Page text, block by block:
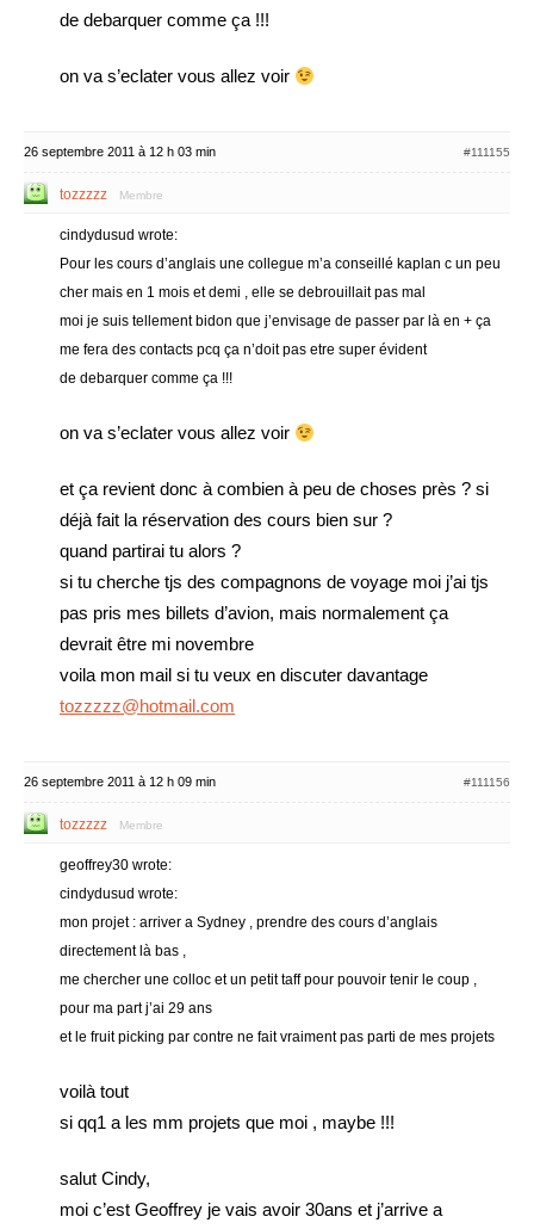
de debarquer comme ça !!!
on va s’eclater vous allez voir
26 septembre 2011 à 12 h 03 min #111155
tozzzzz Membre
cindydusud wrote:
Pour les cours d’anglais une collegue m’a conseillé kaplan c un peu
cher mais en 1 mois et demi , elle se debrouillait pas mal
moi je suis tellement bidon que j’envisage de passer par là en + ça
me fera des contacts pcq ça n’doit pas etre super évident
de debarquer comme ça !!!
on va s’eclater vous allez voir
et ça revient donc à combien à peu de choses près ? si
déjà fait la réservation des cours bien sur ?
quand partirai tu alors ?
si tu cherche tjs des compagnons de voyage moi j’ai tjs
pas pris mes billets d’avion, mais normalement ça
devrait être mi novembre
voila mon mail si tu veux en discuter davantage
tozzzzz@hotmail.com
26 septembre 2011 à 12 h 09 min #111156
tozzzzz Membre
geoffrey30 wrote:
cindydusud wrote:
mon projet : arriver a Sydney , prendre des cours d’anglais
directement là bas ,
me chercher une colloc et un petit taff pour pouvoir tenir le coup ,
pour ma part j’ai 29 ans
et le fruit picking par contre ne fait vraiment pas parti de mes projets
voilà tout
si qq1 a les mm projets que moi , maybe !!!
salut Cindy,
moi c’est Geoffrey je vais avoir 30ans et j’arrive a